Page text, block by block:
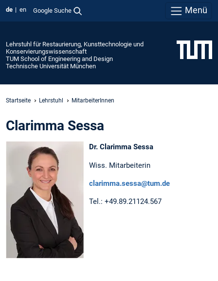
de en Google Suche Menü
Lehrstuhl für Restaurierung, Kunsttechnologie und
Konservierungswissenschaft
TUM School of Engineering and Design
Technische Universität München
Startseite Lehrstuhl MitarbeiterInnen
Clarimma Sessa
Dr. Clarimma Sessa
Wiss. Mitarbeiterin
clarimma.sessa@tum.de
Tel.: +49.89.21124.567